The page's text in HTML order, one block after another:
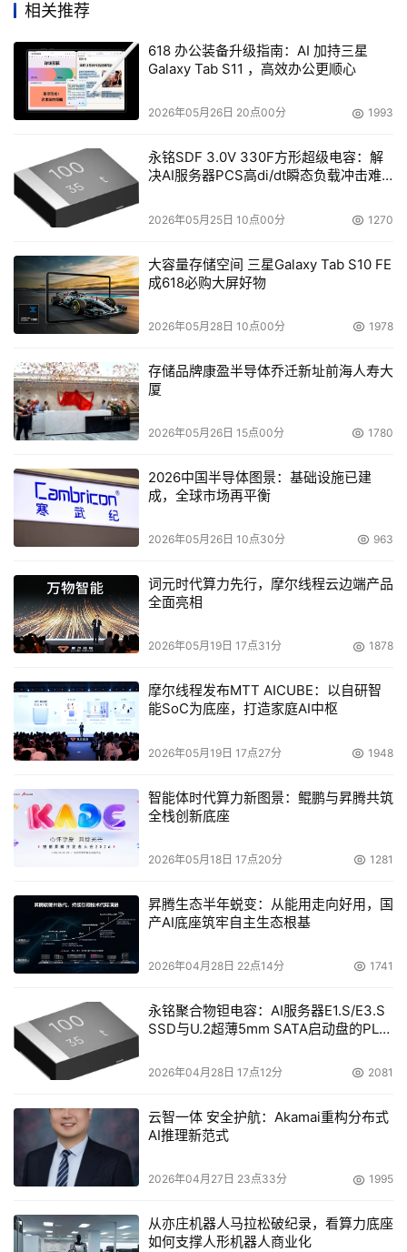
广告红包,用于站内推广。京东表示,通过这一系列扶持措施,
新商家有望实现流量平均百倍提升,助力销售爆发式增长。
成本更低:最高返还80%开店佣金、最高15天京东白条0服
务费
针对新入驻的商家,京东持续推出各类费用减免政策,让商家
超轻资产运营。进入正式运营期间,京东个人及个体户商家
约60%的类目运营支持服务费率低至0%,80%以上的类目支
降扣政策,家用电器、家具、家装建材、厨具、手机、电
脑、农资园艺、鞋靴、运动户外、箱包皮具等最高可返佣
80%。
交保障”机制,活动不需要商家报名,系统会自动对满足条件的
商家返还推广红包,保障商家的营销转化效果、降低经营成
本。
此外,金融方面的优惠权益也能助力新商家经营降本增效。
京东新商家可以获得专属的资金周转扶持,享受最高15天京
东白条0服务费、京小贷信用贷5折、赠送30天运费险及大
促期提前收款免息等福利。
在物流服务方面,商家可以选择高性价比的京东快递和入仓
多搜推流量扶持。
效益更高:AI工具持续升级、推出价值近万元“中小商家权益
礼包”在最新升级的“春晓计划”中,京东再度加码AI技术投入,
升级了更多AI产品功能,通过一系列免费使用的AI工具为商家
提供开店、内容生成和客户服务等支持,让商家开店效益更
高。
比如,AIGC内容生成平台“京点点”近期将上线AI试衣功能,无
需专业模特,商家仅需在“京点点”上传服装平面图就可以自动
生成AI模特穿着服饰的精美图片,大幅节省人力成本,提升经
营效益。AIGC内容生成平台“羚珑”也升级了产品功能,可以
为商家提供商品主图策略及制图工具,指导商家进行搜索场
主图优化,提升商品主图点击率。
“京麦服务市场”为商家推出了“中小商家权益礼包”,其中包含
开店必备的28款爆款工具和运营服务,最长可以免费使用3个
月,这一权益礼包将为商家节省近万元的运营成本。
一直以来,京东致力于打造一个共赢的商家生态,不以牺牲合
作伙伴的体验为前提,不以压榨合作伙伴的利益为代价,而是
相关推荐
618 办公装备升级指南：AI 加持三星
Galaxy Tab S11 ，高效办公更顺心
2026年05月26日 20点00分 1993
永铭SDF 3.0V 330F方形超级电容：解
决AI服务器PCS高di/dt瞬态负载冲击难
2026年05月25日 10点00分 1270
大容量存储空间 三星Galaxy Tab S10 FE
成618必购大屏好物
2026年05月28日 10点00分 1978
存储品牌康盈半导体乔迁新址前海人寿大
厦
2026年05月26日 15点00分 1780
2026中国半导体图景：基础设施已建
成，全球市场再平衡
2026年05月26日 10点30分 963
词元时代算力先行，摩尔线程云边端产品
全面亮相
2026年05月19日 17点31分 1878
摩尔线程发布MTT AICUBE：以自研智
能SoC为底座，打造家庭AI中枢
2026年05月19日 17点27分 1948
智能体时代算力新图景：鲲鹏与昇腾共筑
全栈创新底座
2026年05月18日 17点20分 1281
昇腾生态半年蜕变：从能用走向好用，国
产AI底座筑牢自主生态根基
2026年04月28日 22点14分 1741
永铭聚合物钽电容：AI服务器E1.S/E3.S
SSD与U.2超薄5mm SATA启动盘的PLP
2026年04月28日 17点12分 2081
云智一体 安全护航：Akamai重构分布式
AI推理新范式
2026年04月27日 23点33分 1995
从亦庄机器人马拉松破纪录，看算力底座
如何支撑人形机器人商业化